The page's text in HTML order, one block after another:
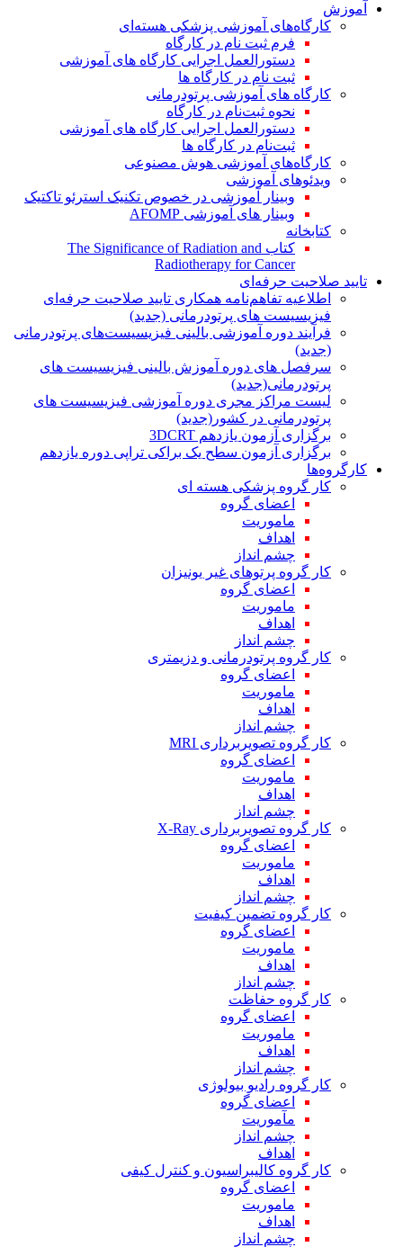
آموزش
کارگاه‌های آموزشی پزشکی هسته‌ای
فرم ثبت نام در کارگاه
دستورالعمل اجرایی کارگاه های آموزشی
ثبت نام در کارگاه ها
کارگاه های آموزشی پرتودرمانی
نحوه ثبت‌نام در کارگاه
دستورالعمل اجرایی کارگاه های آموزشی
ثبت‌نام در کارگاه ها
کارگاه‌های آموزشی هوش مصنوعی
ویدئوهای آموزشی
وبینار آموزشی در خصوص تکنیک استرئو تاکتیک
وبینار های آموزشی AFOMP
کتابخانه
کتاب The Significance of Radiation and
Radiotherapy for Cancer
تایید صلاحیت حرفه‌ای
اطلاعیه تفاهم‌نامه همکاری تایید صلاحیت حرفه‌ای
فیزیسیست های پرتودرمانی (جدید)
فرآیند دوره آموزشی بالینی فیزیسیست‌های پرتودرمانی
(جدید)
سرفصل های دوره آموزش بالینی فیزیسیست های
پرتودرمانی(جدید)
لیست مراکز مجری دوره آموزشی فیزیسیست های
پرتودرمانی در کشور(جدید)
برگزاری آزمون یازدهم 3DCRT
برگزاری آزمون سطح یک براکی تراپی دوره یازدهم
کارگروه‌ها
کار گروه پزشکی هسته ای
اعضای گروه
ماموریت
اهداف
چشم انداز
کار گروه پرتوهای غیر یونیزان
اعضای گروه
ماموریت
اهداف
چشم انداز
کار گروه پرتودرمانی و دزیمتری
اعضای گروه
ماموریت
اهداف
چشم انداز
کار گروه تصویربرداری MRI
اعضای گروه
ماموریت
اهداف
چشم انداز
کار گروه تصویربرداری X-Ray
اعضای گروه
ماموریت
اهداف
چشم انداز
کار گروه تضمین کیفیت
اعضای گروه
ماموریت
اهداف
چشم انداز
کار گروه حفاظت
اعضای گروه
ماموریت
اهداف
چشم انداز
کار گروه رادیو بیولوژی
اعضای گروه
مآموریت
چشم انداز
اهداف
کار گروه کالیبراسیون و کنترل کیفی
اعضای گروه
ماموریت
اهداف
چشم انداز